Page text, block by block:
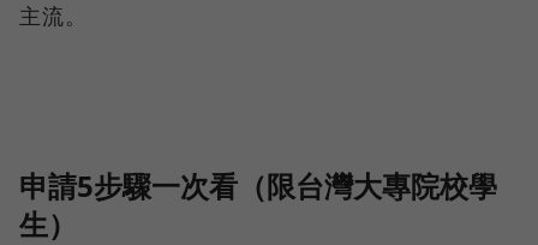
主流。
申請5步驟一次看（限台灣大專院校學
生）